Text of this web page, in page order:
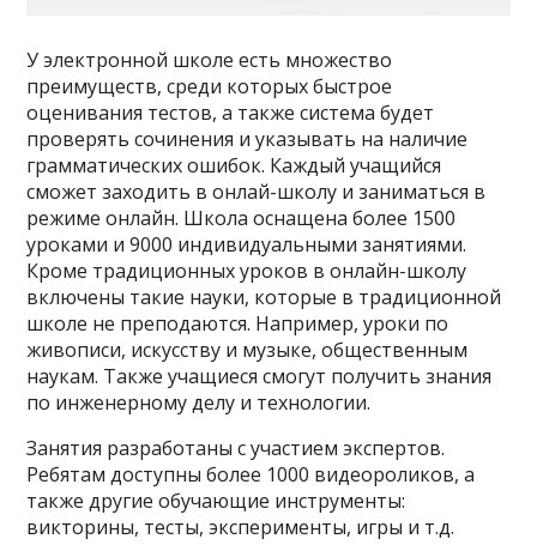
У электронной школе есть множество
преимуществ, среди которых быстрое
оценивания тестов, а также система будет
проверять сочинения и указывать на наличие
грамматических ошибок. Каждый учащийся
сможет заходить в онлай-школу и заниматься в
режиме онлайн. Школа оснащена более 1500
уроками и 9000 индивидуальными занятиями.
Кроме традиционных уроков в онлайн-школу
включены такие науки, которые в традиционной
школе не преподаются. Например, уроки по
живописи, искусству и музыке, общественным
наукам. Также учащиеся смогут получить знания
по инженерному делу и технологии.
Занятия разработаны с участием экспертов.
Ребятам доступны более 1000 видеороликов, а
также другие обучающие инструменты:
викторины, тесты, эксперименты, игры и т.д.